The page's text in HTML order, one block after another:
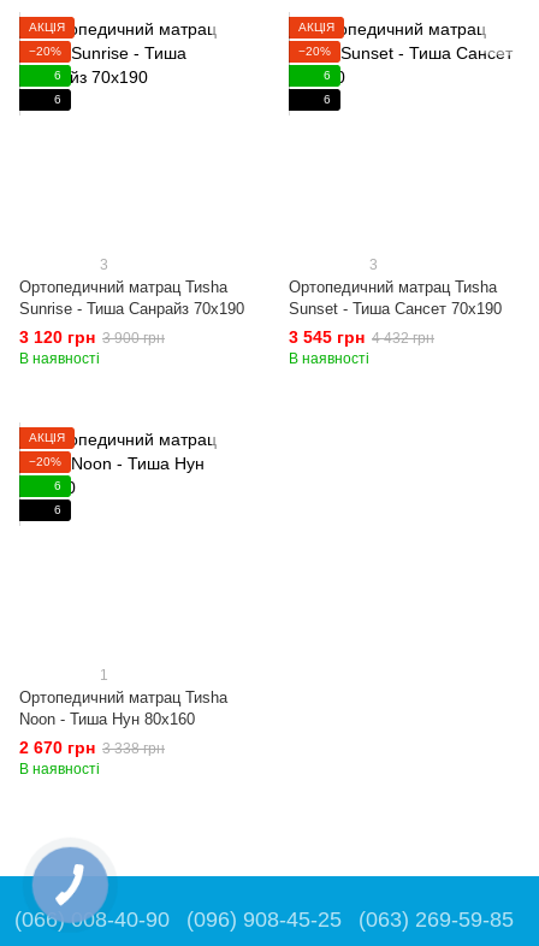
АКЦІЯ
−20%
6
6
3
Ортопедичний матрац Тиshа
Sunrise - Тиша Санрайз 70x190
3 120 грн 3 900 грн
В наявності
АКЦІЯ
−20%
6
6
3
Ортопедичний матрац Тиshа
Sunset - Тиша Сансет 70x190
3 545 грн 4 432 грн
В наявності
АКЦІЯ
−20%
6
6
1
Ортопедичний матрац Тиshа
Noon - Тиша Нун 80x160
2 670 грн 3 338 грн
В наявності
(066) 008-40-90 (096) 908-45-25 (063) 269-59-85